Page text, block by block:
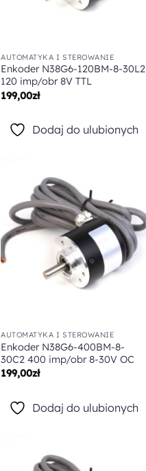
AUTOMATYKA I STEROWANIE
Enkoder N38G6-120BM-8-30L2
120 imp/obr 8V TTL
199,00zł
Dodaj do ulubionych
ulubionych
AUTOMATYKA I STEROWANIE
Enkoder N38G6-400BM-8-
30C2 400 imp/obr 8-30V OC
199,00zł
Dodaj do ulubionych